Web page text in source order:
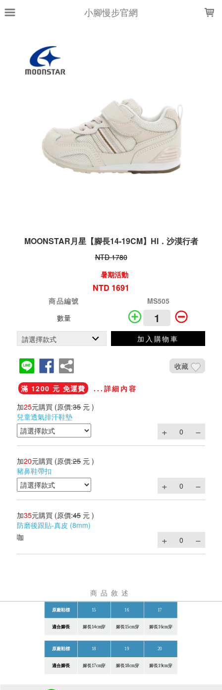
小腳慢步官網
MOONSTAR月星【腳長14-19CM】HI．沙漠行者
NTD 1780
暑期活動
NTD 1691
商品編號
MS505
數量
加入購物車
收藏
滿 1200 元 免運費
...詳細內容
加25元購買 (原價:35 元 )
兒童透氣排汗鞋墊
加20元購買 (原價:25 元 )
豬鼻鞋帶扣
加35元購買 (原價:45 元 )
防磨後跟貼-真皮 (8mm)
咖
商品敘述